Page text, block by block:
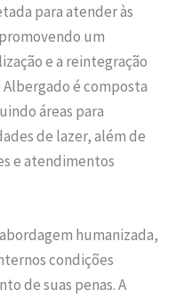
para atender às
um
e a reintegração
Albergado é composta
áreas para
de lazer, além de
e atendimentos
abordagem humanizada,
condições
de suas penas. A